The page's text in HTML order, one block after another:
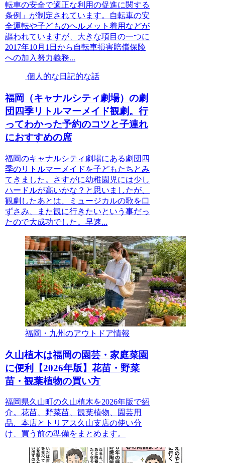
転車の安全で適正な利用の促進に関する
条例」が制定されています。自転車の安
全運転や子どものヘルメット着用などが
謳われていますが、大きな項目の一つに
2017年10月1日から自転車損害賠償保険
への加入努力義務...
個人的な日記的な話
福岡（キャナルシティ劇場）の劇
団四季リトルマーメイド観劇。行
ってわかった予約のコツと子連れ
におすすめの席
福岡のキャナルシティ劇場にある劇団四
季のリトルマーメイドを子どもたちとみ
てきました。さすがに幼稚園児には少し
ハードルが高いかな？と思いましたが、
観劇したあとは、ミュージカルの歌を口
ずさみ、また観に行きたいという事だっ
たので大成功でした。早速...
福岡・九州のアウトドア情報
久山植木は福岡の園芸・家庭菜園
に便利【2026年版】花苗・野菜
苗・観葉植物の買い方
福岡県久山町の久山植木を2026年版で紹
介。花苗、野菜苗、観葉植物、園芸用
品、本店とトリアス久山支店の使い分
け、買う前の準備をまとめます。